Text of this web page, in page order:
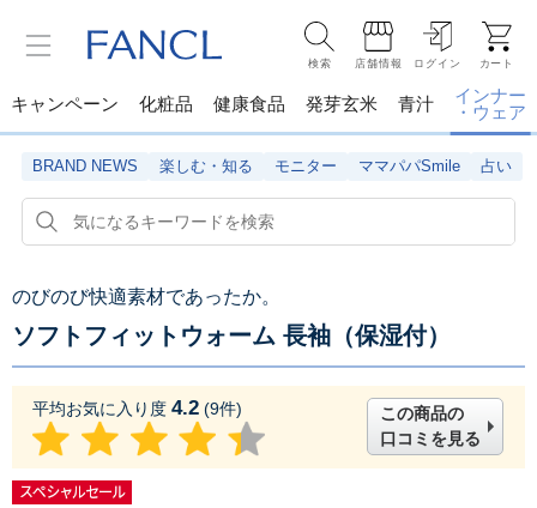
検索 店舗情報 ログイン カート
キャンペーン 化粧品 健康食品 発芽玄米 青汁
インナー
・ウェア
BRAND NEWS 楽しむ・知る モニター ママパパSmile 占い
のびのび快適素材であったか。
ソフトフィットウォーム 長袖（保湿付）
平均お気に入り度 4.2 (9件)
この商品の
口コミを見る